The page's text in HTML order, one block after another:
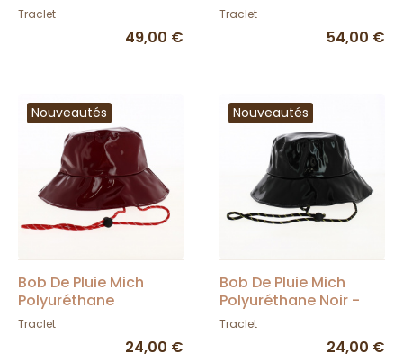
Hatman
Traclet
49,00 €
Traclet
Traclet
54,00 €
Nouveautés
Bob De Pluie Mich
Polyuréthane
Bordeaux - Traclet
Traclet
24,00 €
Nouveautés
Bob De Pluie Mich
Polyuréthane Noir -
Traclet
Traclet
24,00 €